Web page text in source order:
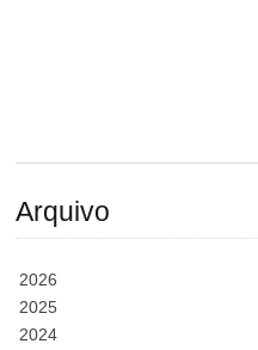
Arquivo
2026
2025
2024